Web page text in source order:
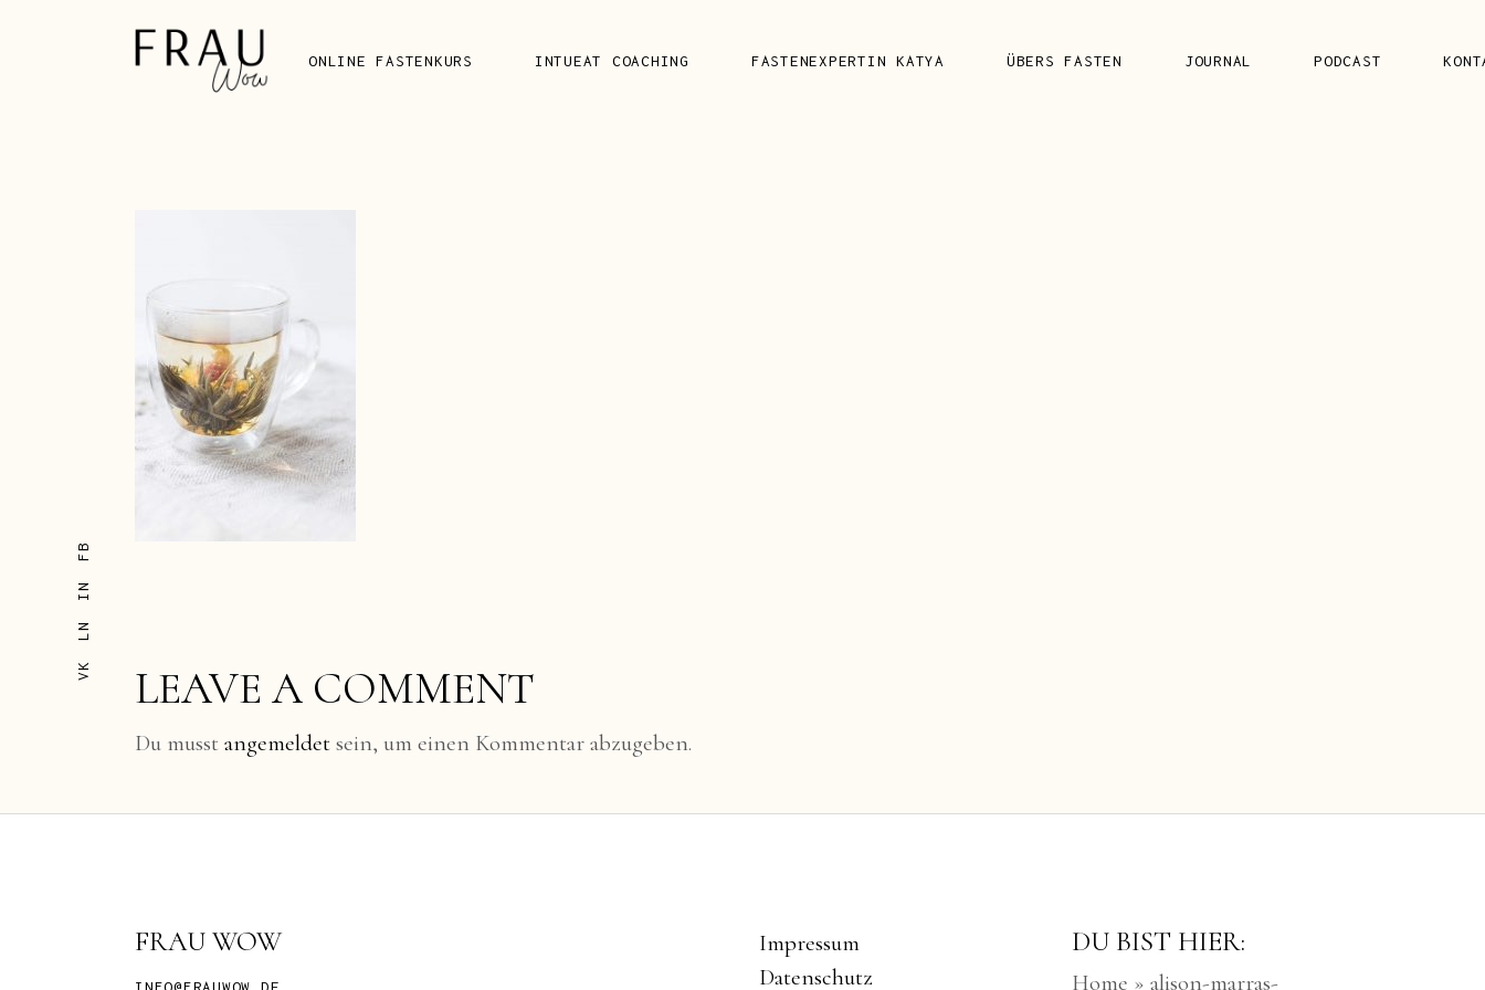
FB
IN
LN
VK
ONLINE FASTENKURS INTUEAT COACHING FASTENEXPERTIN KATYA ÜBERS FASTEN JOURNAL PODCAST
FAQ’S
LEAVE A COMMENT
Du musst angemeldet sein, um einen Kommentar abzugeben.
FRAU WOW
Impressum
Datenschutz
DU BIST HIER:
Home » alison-marras-